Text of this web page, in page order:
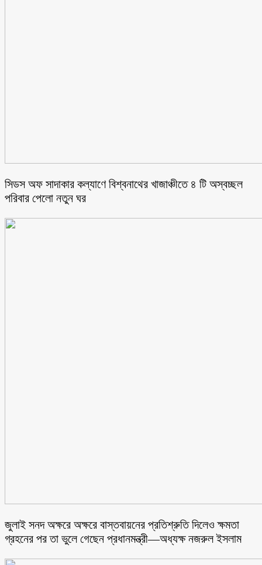
সিডস অফ সাদাকার কল্যাণে বিশ্বনাথের খাজাঞ্চীতে ৪ টি অস্বচ্ছল
পরিবার পেলো নতুন ঘর
জুলাই সনদ অক্ষরে অক্ষরে বাস্তবায়নের প্রতিশ্রুতি দিলেও ক্ষমতা
গ্রহনের পর তা ভুলে গেছেন প্রধানমন্ত্রী—অধ্যক্ষ নজরুল ইসলাম